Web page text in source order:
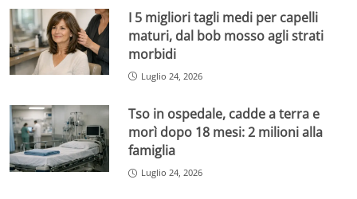
I 5 migliori tagli medi per capelli
maturi, dal bob mosso agli strati
morbidi
Luglio 24, 2026
Tso in ospedale, cadde a terra e
morì dopo 18 mesi: 2 milioni alla
famiglia
Luglio 24, 2026